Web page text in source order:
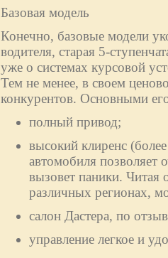
Базовая модель
Конечно, базовые модели
водителя, старая 5-
уже о системах курсовой
Тем не менее, в своем
конкурентов. Основными
полный привод;
высокий клиренс
автомобиля позволяет
вызовет паники. Читая
различных регионах,
салон Дастера, по
управление легкое и